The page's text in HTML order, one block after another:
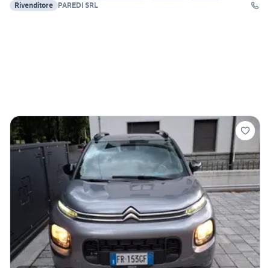
Rivenditore PAREDI SRL